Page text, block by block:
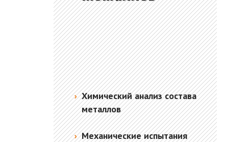
Химический анализ состава
металлов
Механические испытания